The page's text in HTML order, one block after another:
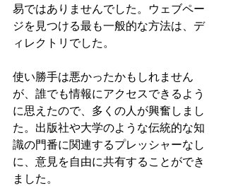
易ではありませんでした。ウェブペー
ジを見つける最も一般的な方法は、デ
ィレクトリでした。
使い勝手は悪かったかもしれません
が、誰でも情報にアクセスできるよう
に思えたので、多くの人が興奮しまし
た。出版社や大学のような伝統的な知
識の門番に関連するプレッシャーなし
に、意見を自由に共有することができ
ました。